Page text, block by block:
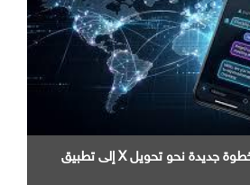
إطلاق " XChat " في خطوة جديدة نحو تحويل X إلى تطبيق